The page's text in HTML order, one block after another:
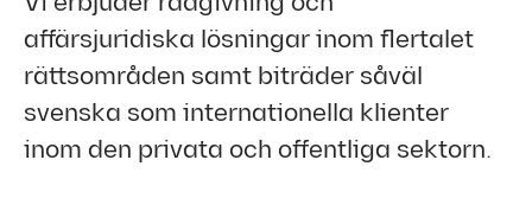
affärsjuridiska lösningar inom flertalet
rättsområden samt biträder såväl
svenska som internationella klienter
inom den privata och offentliga sektorn.